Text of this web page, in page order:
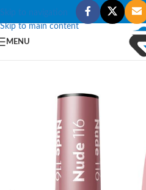
Skip to navigation
Skip to main content
MENU